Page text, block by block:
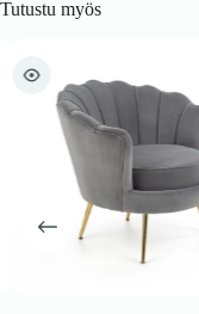
Tutustu myös